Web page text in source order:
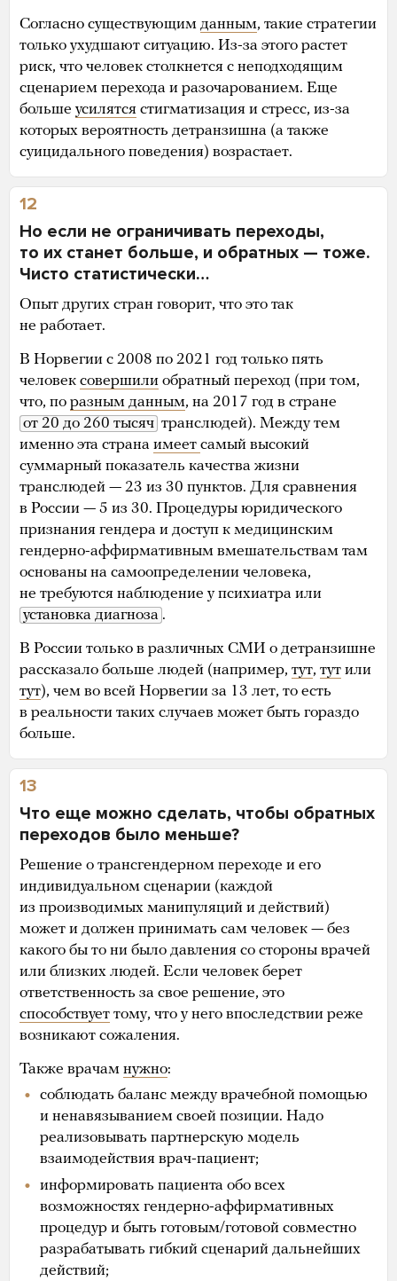
Согласно существующим данным, такие стратегии
только ухудшают ситуацию. Из-за этого растет
риск, что человек столкнется с неподходящим
сценарием перехода и разочарованием. Еще
больше усилятся стигматизация и стресс, из-за
которых вероятность детранзишна (а также
суицидального поведения) возрастает.
12
Но если не ограничивать переходы,
то их станет больше, и обратных — тоже.
Чисто статистически…
Опыт других стран говорит, что это так
не работает.
В Норвегии с 2008 по 2021 год только пять
человек совершили обратный переход (при том,
что, по разным данным, на 2017 год в стране
от 20 до 260 тысяч транслюдей). Между тем
именно эта страна имеет самый высокий
суммарный показатель качества жизни
транслюдей — 23 из 30 пунктов. Для сравнения
в России — 5 из 30. Процедуры юридического
признания гендера и доступ к медицинским
гендерно-аффирмативным вмешательствам там
основаны на самоопределении человека,
не требуются наблюдение у психиатра или
установка диагноза .
В России только в различных СМИ о детранзишне
рассказало больше людей (например, тут, тут или
тут), чем во всей Норвегии за 13 лет, то есть
в реальности таких случаев может быть гораздо
больше.
13
Что еще можно сделать, чтобы обратных
переходов было меньше?
Решение о трансгендерном переходе и его
индивидуальном сценарии (каждой
из производимых манипуляций и действий)
может и должен принимать сам человек — без
какого бы то ни было давления со стороны врачей
или близких людей. Если человек берет
ответственность за свое решение, это
способствует тому, что у него впоследствии реже
возникают сожаления.
Также врачам нужно:
соблюдать баланс между врачебной помощью
и ненавязыванием своей позиции. Надо
реализовывать партнерскую модель
взаимодействия врач-пациент;
информировать пациента обо всех
возможностях гендерно-аффирмативных
процедур и быть готовым/готовой совместно
разрабатывать гибкий сценарий дальнейших
действий;